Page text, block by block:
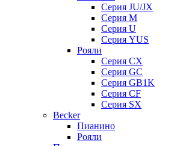
Серия JU/JX
Серия M
Серия U
Серия YUS
Рояли
Серия CX
Серия GC
Серия GB1K
Серия CF
Серия SX
Becker
Пианино
Рояли